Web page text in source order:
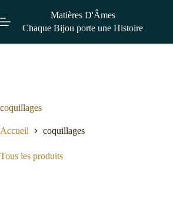
Matières D'Âmes
Chaque Bijou porte une Histoire
coquillages
Accueil coquillages
Tous les produits